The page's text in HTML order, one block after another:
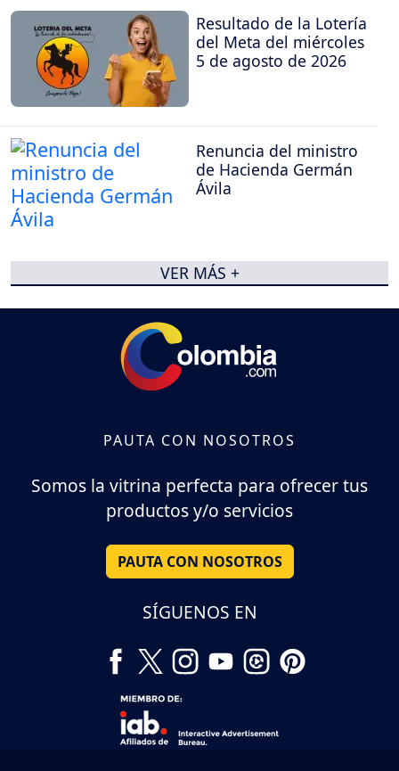
Resultado de la Lotería
del Meta del miércoles
5 de agosto de 2026
Renuncia del ministro
de Hacienda Germán
Ávila
VER MÁS +
PAUTA CON NOSOTROS
Somos la vitrina perfecta para ofrecer tus
productos y/o servicios
PAUTA CON NOSOTROS
SÍGUENOS EN